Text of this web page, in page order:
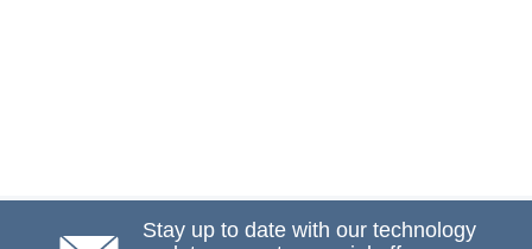
Stay up to date with our technology